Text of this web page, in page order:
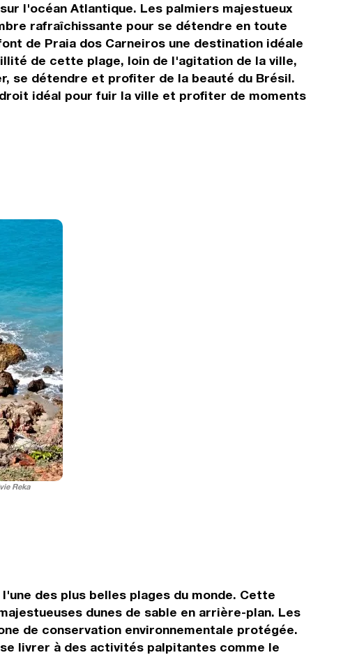
l'océan Atlantique. Les palmiers majestueux
rafraîchissante pour se détendre en toute
de Praia dos Carneiros une destination idéale
de cette plage, loin de l'agitation de la ville,
se détendre et profiter de la beauté du Brésil.
idéal pour fuir la ville et profiter de moments
Reka
des plus belles plages du monde. Cette
dunes de sable en arrière-plan. Les
de conservation environnementale protégée.
livrer à des activités palpitantes comme le